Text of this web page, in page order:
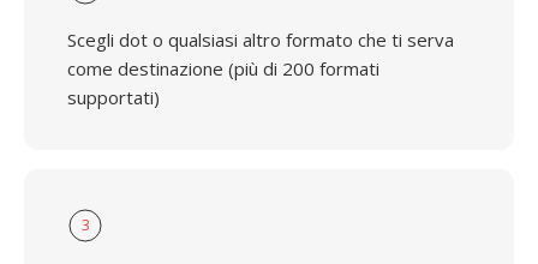
Scegli dot o qualsiasi altro formato che ti serva
come destinazione (più di 200 formati
supportati)
3